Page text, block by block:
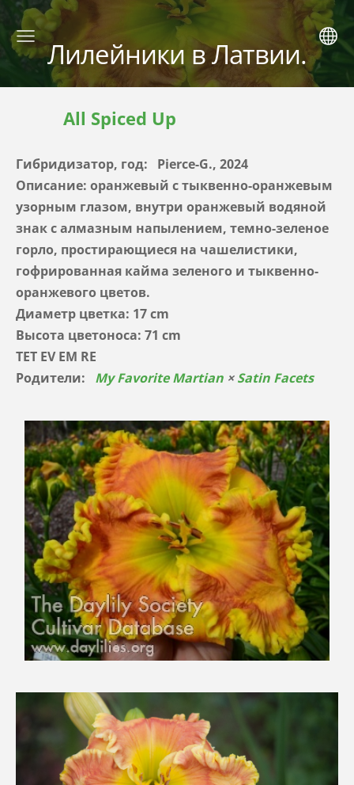
Лилейники в Латвии.
All Spiced Up
Гибридизатор, год: Pierce-G., 2024
Описание: оранжевый с тыквенно-оранжевым
узорным глазом, внутри оранжевый водяной
знак с алмазным напылением, темно-зеленое
горло, простирающиеся на чашелистики,
гофрированная кайма зеленого и тыквенно-
оранжевого цветов.
Диаметр цветка: 17 cm
Высота цветоноса: 71 cm
TET EV EM RE
Родители:
My Favorite Martian ×Satin Facets